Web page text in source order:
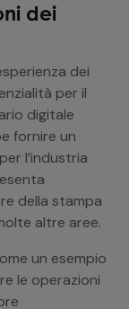
dei
dei
per il
digitale
fornire un
l’industria
della stampa
altre aree.
un esempio
le operazioni